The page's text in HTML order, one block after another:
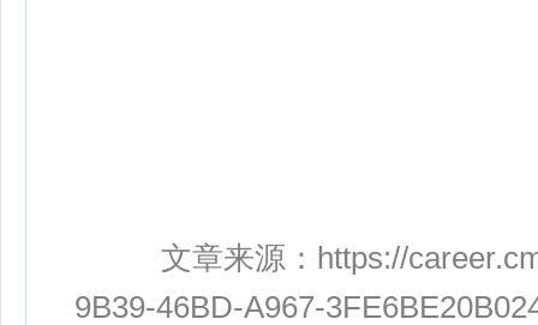
文章来源： https://
9B39-46BD-A967-